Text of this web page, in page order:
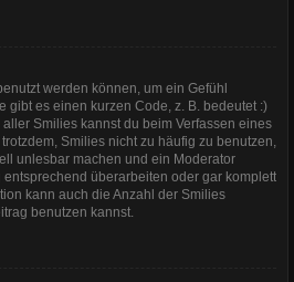
werden können, um ein Gefühl
gibt es einen kurzen Code, z. B. bedeutet :)
Smilies kannst du beim Verfassen eines
Smilies nicht zu häufig zu benutzen,
unlesbar machen und ein Moderator
überarbeiten oder gar komplett
kann auch die Anzahl der Smilies
benutzen kannst.